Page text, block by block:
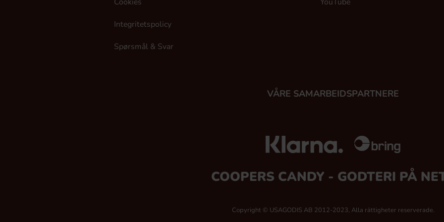
Integritetspolicy
Spørsmål & Svar
VÅRE SAMARBEIDSPARTNERE
COOPERS CANDY - GODTERI PÅ
Copyright © USAGODIS AB 2012-2023, Alla rättigheter reserverade.